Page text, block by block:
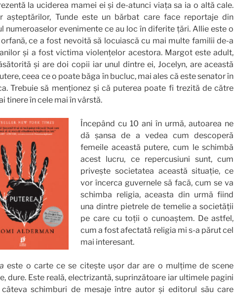
la uciderea mamei ei și de-atunci viața sa ia o altă cale.
așteptărilor, Tunde este un bărbat care face reportaje din
numeroaselor evenimente ce au loc în diferite țări. Allie este o
ce a fost nevoită să locuiască cu mai multe familii de-a
și a fost victima violențelor acestora. Margot este adult,
și are doi copii iar unul dintre ei, Jocelyn, are această
ceea ce o poate băga în bucluc, mai ales că este senator în
Trebuie să menționez și că puterea poate fi trezită de către
tinere în cele mai în vârstă.
Începând cu 10 ani în urmă, autoarea ne
dă șansa de a vedea cum descoperă
femeile această putere, cum le schimbă
acest lucru, ce repercusiuni sunt, cum
privește societatea această situație, ce
vor încerca guvernele să facă, cum se va
schimba religia, aceasta din urmă fiind
una dintre pietrele de temelie a societății
pe care cu toții o cunoaștem. De astfel,
cum a fost afectată religia mi s-a părut cel
mai interesant.
este o carte ce se citește ușor dar are o mulțime de scene
dure. Este reală, electrizantă, suprinzătoare iar ultimele pagini
schimburi de mesaje între autor și editorul său care